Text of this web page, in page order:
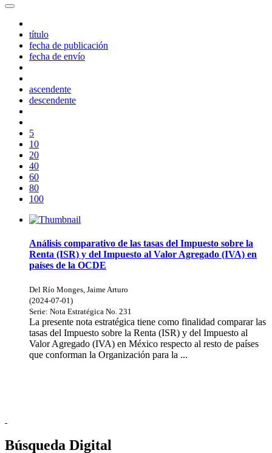
título
fecha de publicación
fecha de envío
ascendente
descendente
5
10
20
40
60
80
100
Análisis comparativo de las tasas del Impuesto sobre la
Renta (ISR) y del Impuesto al Valor Agregado (IVA) en
países de la OCDE
Del Río Monges, Jaime Arturo
(2024-07-01)
Serie: Nota Estratégica No. 231
La presente nota estratégica tiene como finalidad comparar las
tasas del Impuesto sobre la Renta (ISR) y del Impuesto al
Valor Agregado (IVA) en México respecto al resto de países
que conforman la Organización para la ...
Búsqueda Digital